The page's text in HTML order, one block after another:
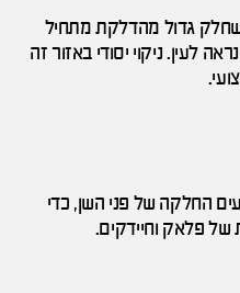
גדול מהדלקת מתחיל
לעין. ניקוי יסודי באזור זה
החלקה של פני השן, כדי
פלאק וחיידקים.